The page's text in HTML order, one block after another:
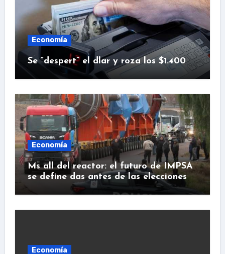
Economía
Se “despert” el dlar y roza los $1.400
Economía
Ms all del reactor: el futuro de IMPSA
se define das antes de las elecciones
Economía